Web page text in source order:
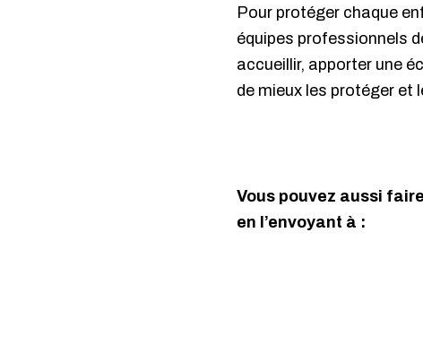
Pour protéger chaque
équipes professionnels
accueillir, apporter une
de mieux les protéger et
Vous pouvez aussi
en l’envoyant à :